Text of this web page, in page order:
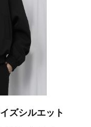
ズシルエット